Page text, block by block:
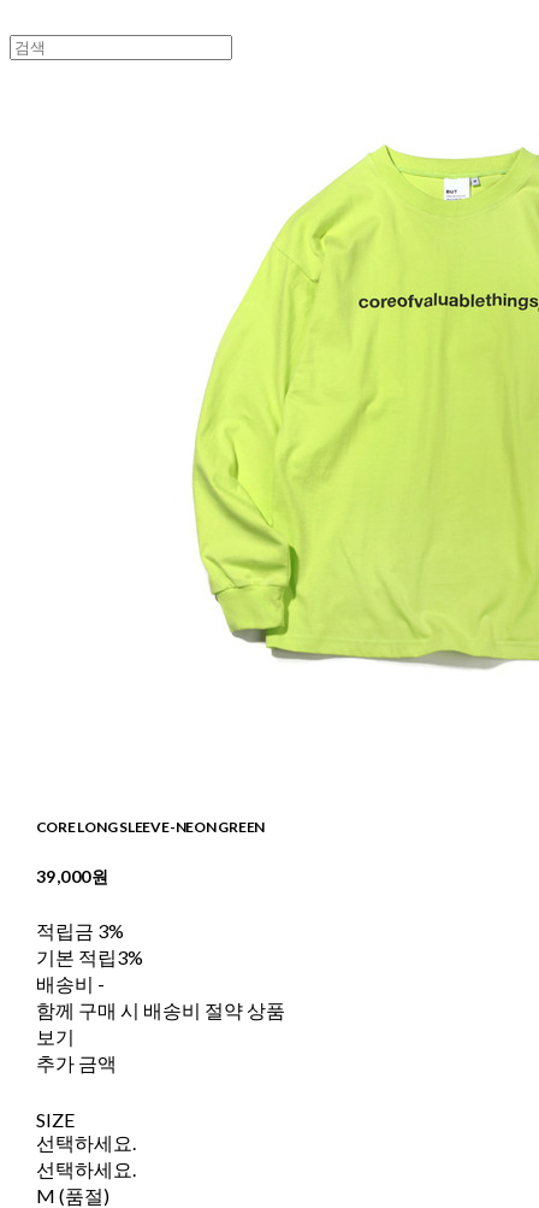
CORE LONG SLEEVE-NEON GREEN
39,000원
적립금 3%
기본 적립3%
배송비 -
함께 구매 시 배송비 절약 상품
보기
추가 금액
SIZE
선택하세요.
선택하세요.
M (품절)